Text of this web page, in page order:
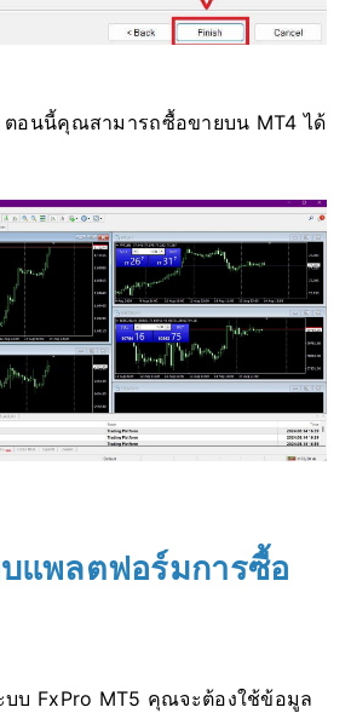
อนนี้คุณสามารถซื้อขายบน MT4 ได้
แพลตฟอร์มการซื้อ
บบ FxPro MT5 คุณจะต้องใช้ข้อมูล